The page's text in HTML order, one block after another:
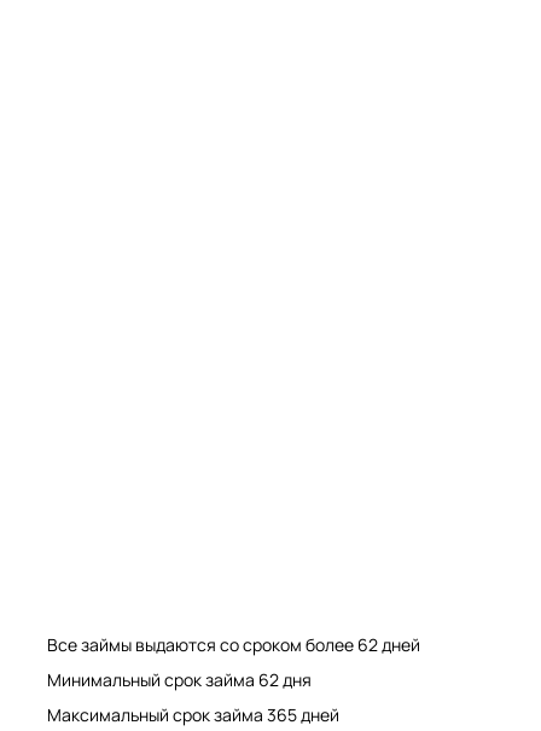
Все займы выдаются со сроком более 62 дней
Минимальный срок займа 62 дня
Максимальный срок займа 365 дней